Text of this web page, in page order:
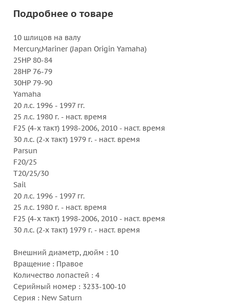
Подробнее о товаре
10 шлицов на валу
Mercury,Mariner (Japan Origin Yamaha)
25HP 80-84
28HP 76-79
30HP 79-90
Yamaha
20 л.с. 1996 - 1997 гг.
25 л.с. 1980 г. - наст. время
F25 (4-х такт) 1998-2006, 2010 - наст. время
30 л.с. (2-х такт) 1979 г. - наст. время
Parsun
F20/25
T20/25/30
Sail
20 л.с. 1996 - 1997 гг.
25 л.с. 1980 г. - наст. время
F25 (4-х такт) 1998-2006, 2010 - наст. время
30 л.с. (2-х такт) 1979 г. - наст. время
Внешний диаметр, дюйм : 10
Вращение : Правое
Количество лопастей : 4
Серийный номер : 3233-100-10
Серия : New Saturn